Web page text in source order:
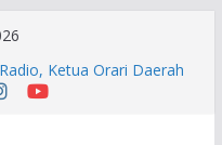
Ketua Orari Daerah
Muslok III Bengkalis